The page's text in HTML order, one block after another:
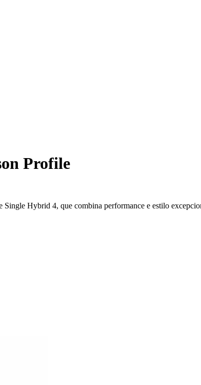
Profile
Hybrid 4, que combina performance e estilo